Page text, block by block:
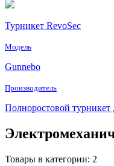
Турникет RevoSec
Модель
Gunnebo
Производитель
Полноростовой
Товары в категории: 2